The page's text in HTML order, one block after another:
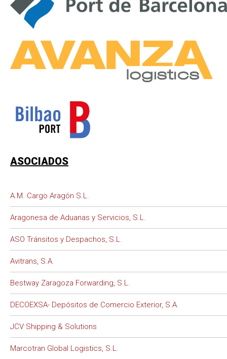
ASOCIADOS
A.M. Cargo Aragón S.L.
Aragonesa de Aduanas y Servicios, S.L.
ASO Tránsitos y Despachos, S.L.
Avitrans, S.A.
Bestway Zaragoza Forwarding, S.L.
DECOEXSA- Depósitos de Comercio Exterior, S.A.
JCV Shipping & Solutions
Marcotran Global Logistics, S.L.